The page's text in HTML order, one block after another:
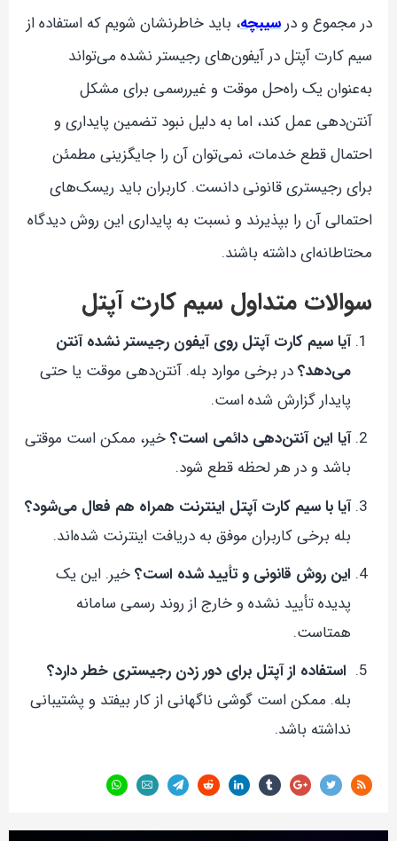
در مجموع و درسیبچه، باید خاطرنشان شویم که استفاده از
سیم کارت آپتل در آیفون‌های رجیستر نشده می‌تواند
به‌عنوان یک راه‌حل موقت و غیررسمی برای مشکل
آنتن‌دهی عمل کند، اما به دلیل نبود تضمین پایداری و
احتمال قطع خدمات، نمی‌توان آن را جایگزینی مطمئن
برای رجیستری قانونی دانست. کاربران باید ریسک‌های
احتمالی آن را بپذیرند و نسبت به پایداری این روش دیدگاه
محتاطانه‌ای داشته باشند.
سوالات متداول سیم کارت آپتل
آیا سیم کارت آپتل روی آیفون رجیستر نشده آنتن
می‌دهد؟در برخی موارد بله. آنتن‌دهی موقت یا حتی
پایدار گزارش شده است.
آیا این آنتن‌دهی دائمی است؟خیر، ممکن است موقتی
باشد و در هر لحظه قطع شود.
آیا با سیم کارت آپتل اینترنت همراه هم فعال می‌شود؟
بله برخی کاربران موفق به دریافت اینترنت شده‌اند.
این روش قانونی و تأیید شده است؟خیر. این یک
پدیده تأیید نشده و خارج از روند رسمی سامانه
همتاست.
استفاده از آپتل برای دور زدن رجیستری خطر دارد؟
بله. ممکن است گوشی ناگهانی از کار بیفتد و پشتیبانی
نداشته باشد.